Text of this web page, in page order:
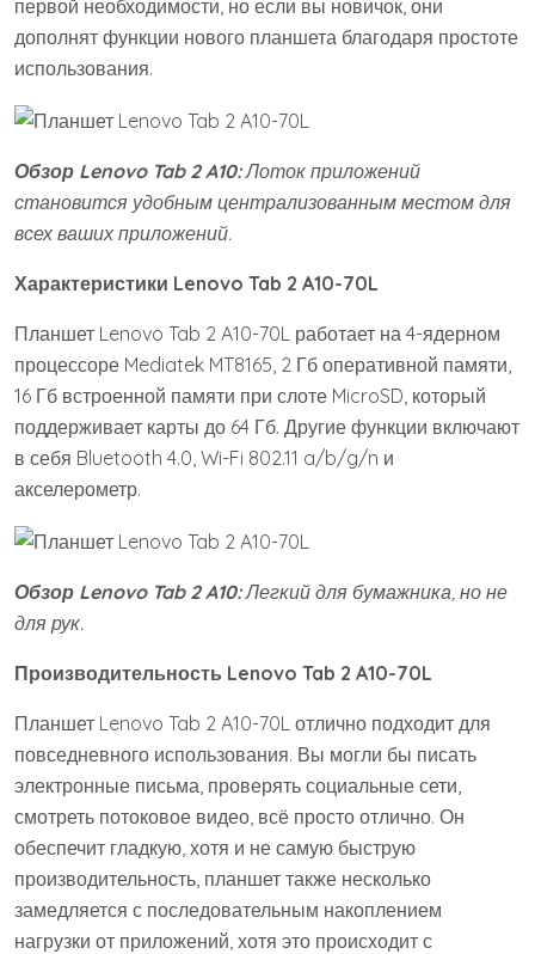
первой необходимости, но если вы новичок, они
дополнят функции нового планшета благодаря простоте
использования.
Обзор Lenovo Tab 2 A10: Лоток приложений
становится удобным централизованным местом для
всех ваших приложений.
Характеристики Lenovo Tab 2 A10-70L
Планшет Lenovo Tab 2 A10-70L работает на 4-ядерном
процессоре Mediatek MT8165, 2 Гб оперативной памяти,
16 Гб встроенной памяти при слоте MicroSD, который
поддерживает карты до 64 Гб. Другие функции включают
в себя Bluetooth 4.0, Wi-Fi 802.11 a/b/g/n и
акселерометр.
Обзор Lenovo Tab 2 A10: Легкий для бумажника, но не
для рук.
Производительность Lenovo Tab 2 A10-70L
Планшет Lenovo Tab 2 A10-70L отлично подходит для
повседневного использования. Вы могли бы писать
электронные письма, проверять социальные сети,
смотреть потоковое видео, всё просто отлично. Он
обеспечит гладкую, хотя и не самую быструю
производительность, планшет также несколько
замедляется с последовательным накоплением
нагрузки от приложений, хотя это происходит с